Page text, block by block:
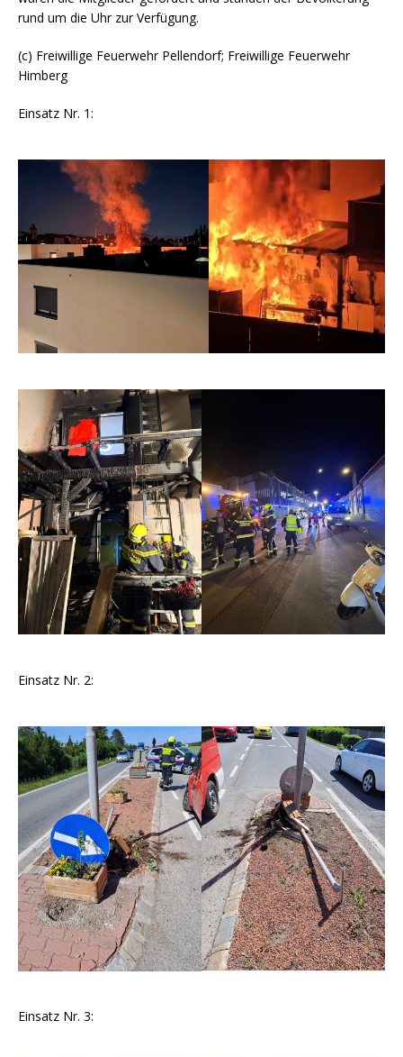
rund um die Uhr zur Verfügung.
(c) Freiwillige Feuerwehr Pellendorf; Freiwillige Feuerwehr
Himberg
Einsatz Nr. 1:
Einsatz Nr. 2:
Einsatz Nr. 3: